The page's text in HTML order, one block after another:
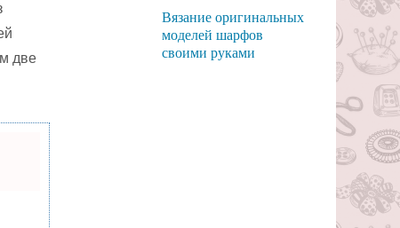
две
Вязание оригинальных
моделей шарфов
своими руками